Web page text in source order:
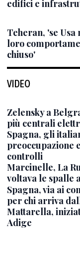
edifici e
Teheran, 'se
loro
chiuso'
VIDEO
Zelensky a
più centrali
Spagna, gli
preoccupazione
controlli
Marcinelle, La
voltava le spalle
Spagna, via ai
per chi arriva
Mattarella,
Adige